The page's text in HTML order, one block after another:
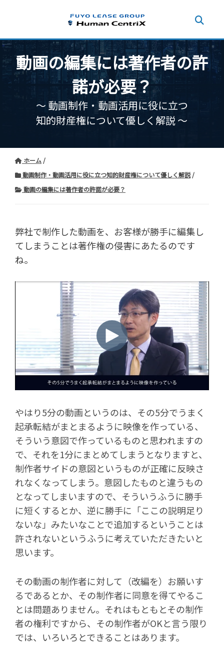
動画の編集には著作者の許
諾が必要？
〜 動画制作・動画活用に役に立つ
知的財産権について優しく解説 〜
ホーム
動画制作・動画活用に役に立つ知的財産権について優しく解説
動画の編集には著作者の許諾が必要？
弊社で制作した動画を、お客様が勝手に編集し
てしまうことは著作権の侵害にあたるのです
ね。
やはり5分の動画というのは、その5分でうまく
起承転結がまとまるように映像を作っている、
そういう意図で作っているものと思われますの
で、それを1分にまとめてしまうとなりますと、
制作者サイドの意図というものが正確に反映さ
れなくなってしまう。意図したものと違うもの
となってしまいますので、そういうふうに勝手
に短くするとか、逆に勝手に「ここの説明足り
ないな」みたいなことで追加するということは
許されないというふうに考えていただきたいと
思います。
その動画の制作者に対して（改編を）お願いす
るであるとか、その制作者に同意を得てやるこ
とは問題ありません。それはもともとその制作
者の権利ですから、その制作者がOKと言う限り
では、いろいろとできることはあります。